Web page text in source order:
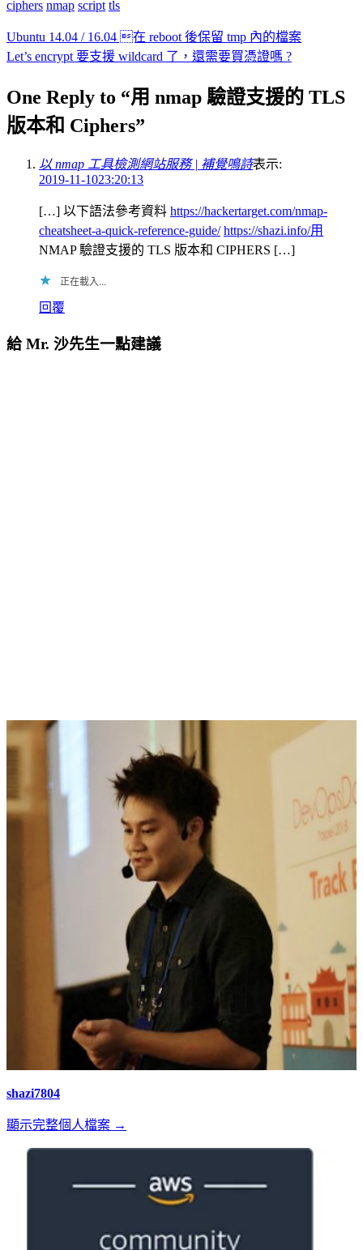
ciphers nmap script tls
Ubuntu 14.04 / 16.04 在 reboot 後保留 tmp 內的檔案
Let’s encrypt 要支援 wildcard 了，還需要買憑證嗎 ?
One Reply to “用 nmap 驗證支援的 TLS
版本和 Ciphers”
以 nmap 工具檢測網站服務 | 補覺鳴詩表示:
2019-11-1023:20:13
[…] 以下語法參考資料 https://hackertarget.com/nmap-
cheatsheet-a-quick-reference-guide/ https://shazi.info/用
NMAP 驗證支援的 TLS 版本和 CIPHERS […]
正在載入...
回覆
給 Mr. 沙先生一點建議
shazi7804
顯示完整個人檔案 →